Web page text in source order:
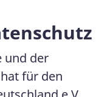
und der
für den